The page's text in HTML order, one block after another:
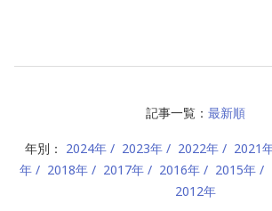
記事一覧： 最新順
年別： 2024年 2023年 2022年 2021
年
2018年 2017年 2016年 2015年
2012年